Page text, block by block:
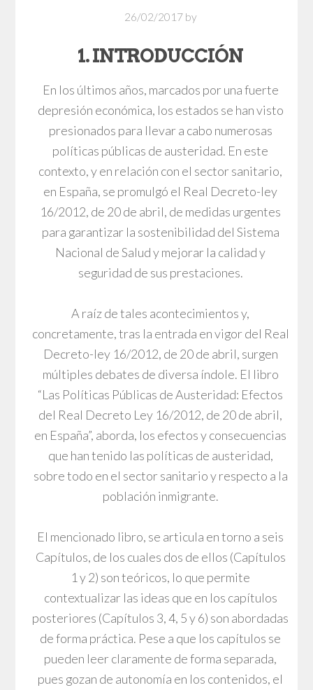
26/02/2017by
1. INTRODUCCIÓN
En los últimos años, marcados por una fuerte
depresión económica, los estados se han visto
presionados para llevar a cabo numerosas
políticas públicas de austeridad. En este
contexto, y en relación con el sector sanitario,
en España, se promulgó el Real Decreto-ley
16/2012, de 20 de abril, de medidas urgentes
para garantizar la sostenibilidad del Sistema
Nacional de Salud y mejorar la calidad y
seguridad de sus prestaciones.
A raíz de tales acontecimientos y,
concretamente, tras la entrada en vigor del Real
Decreto-ley 16/2012, de 20 de abril, surgen
múltiples debates de diversa índole. El libro
“Las Políticas Públicas de Austeridad: Efectos
del Real Decreto Ley 16/2012, de 20 de abril,
en España”, aborda, los efectos y consecuencias
que han tenido las políticas de austeridad,
sobre todo en el sector sanitario y respecto a la
población inmigrante.
El mencionado libro, se articula en torno a seis
Capítulos, de los cuales dos de ellos (Capítulos
1 y 2) son teóricos, lo que permite
contextualizar las ideas que en los capítulos
posteriores (Capítulos 3, 4, 5 y 6) son abordadas
de forma práctica. Pese a que los capítulos se
pueden leer claramente de forma separada,
pues gozan de autonomía en los contenidos, el